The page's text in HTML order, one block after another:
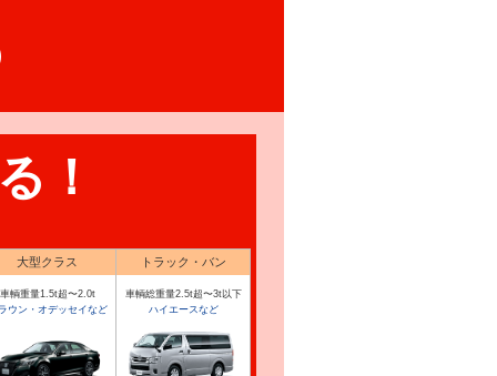
！
大型クラス
車輌重量1.5t超〜2.0t
ウン・オデッセイなど
トラック・バン
車輌総重量2.5t超〜3t以下
ハイエースなど